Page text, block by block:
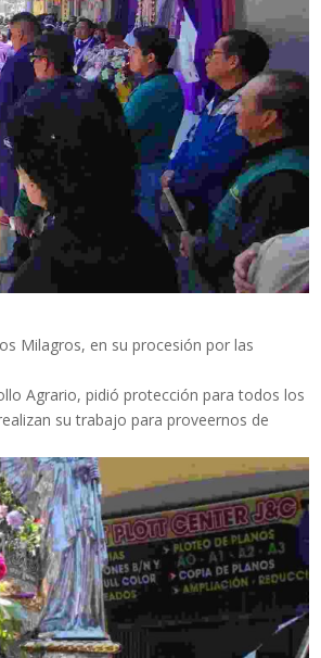
Milagros, en su procesión por las
Agrario, pidió protección para todos los
su trabajo para proveernos de